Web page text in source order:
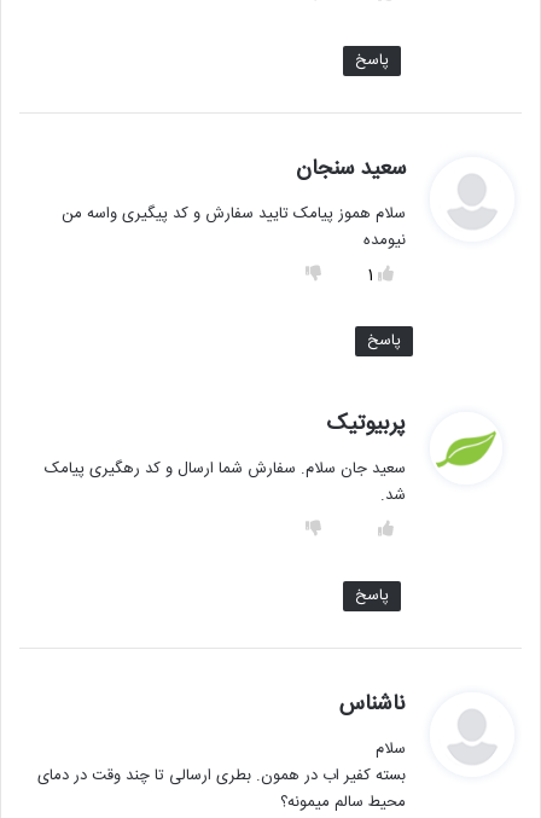
پاسخ
سعید سنجان
ت
سلام هموز پیامک تایید سفارش و کد پیگیری واسه من
نیومده
1
پاسخ
پربیوتیک
ت
سعید جان سلام. سفارش شما ارسال و کد رهگیری پیامک
شد.
پاسخ
ناشناس
:
سلام
بسته کفیر اب در همون. بطری ارسالی تا چند وقت در دمای
محیط سالم میمونه؟